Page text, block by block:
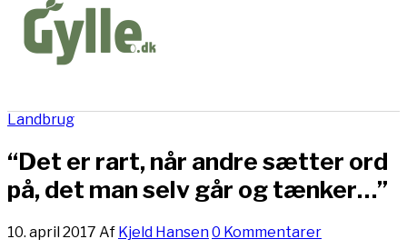
Landbrug
“Det er rart, når andre sætter ord
på, det man selv går og tænker…”
10. april 2017 Af Kjeld Hansen0 Kommentarer